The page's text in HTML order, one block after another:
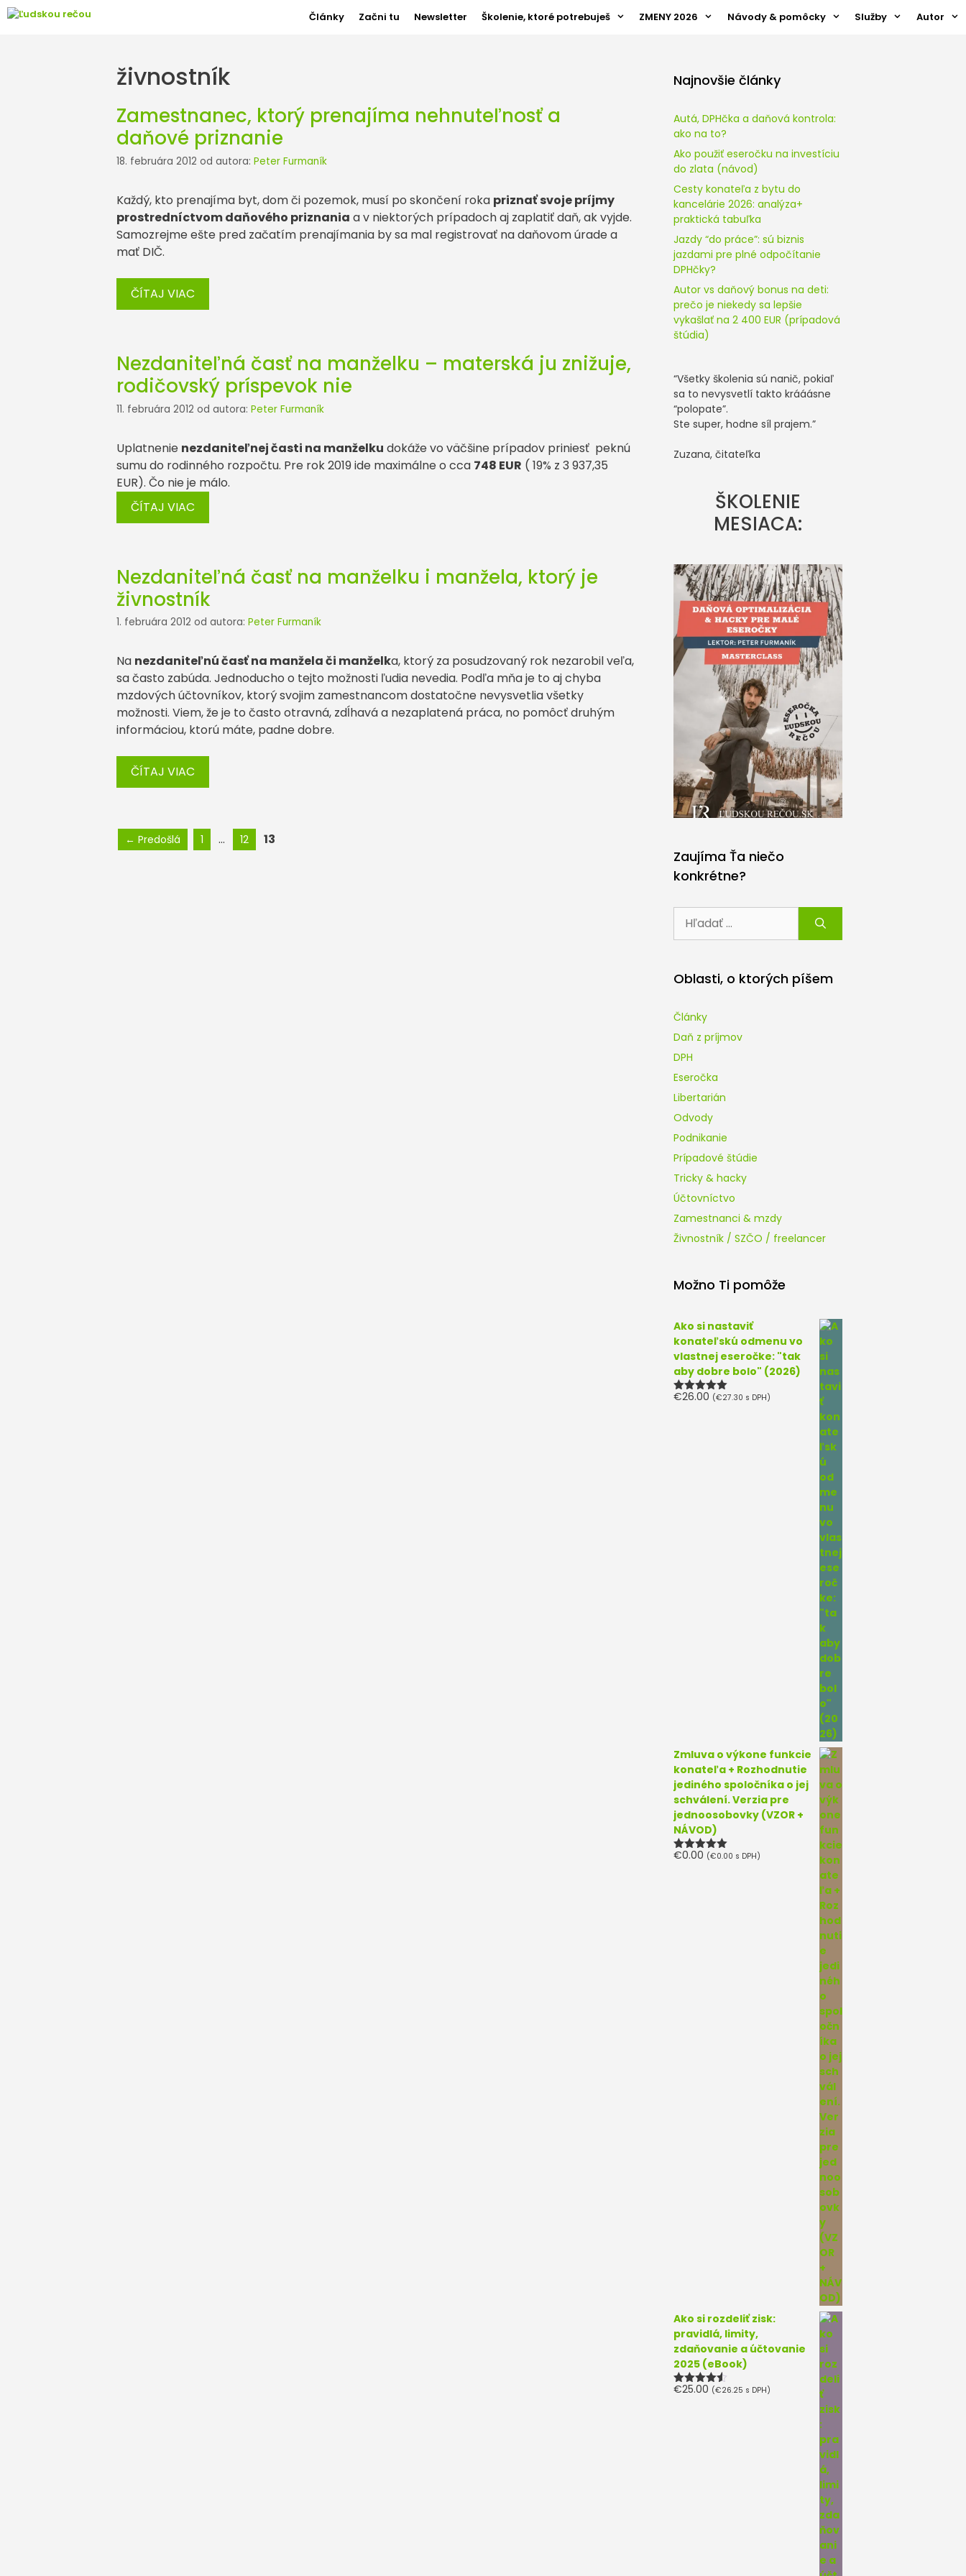
Preskočiť
Články Začni tu Newsletter Školenie, ktoré potrebuješ ZMENY 2026 Návody & pomôcky Služby Autor
živnostník
Zamestnanec, ktorý prenajíma nehnuteľnosť a
daňové priznanie
18. februára 2012 od autora: Peter Furmaník
Každý, kto prenajíma byt, dom či pozemok, musí po skončení roka priznať svoje príjmy
prostredníctvom daňového priznania a v niektorých prípadoch aj zaplatiť daň, ak vyjde.
Samozrejme ešte pred začatím prenajímania by sa mal registrovať na daňovom úrade a
mať DIČ.
ČÍTAJ VIAC
Nezdaniteľná časť na manželku – materská ju znižuje,
rodičovský príspevok nie
11. februára 2012 od autora: Peter Furmaník
Uplatnenie nezdaniteľnej časti na manželku dokáže vo väčšine prípadov priniesť peknú
sumu do rodinného rozpočtu. Pre rok 2019 ide maximálne o cca 748 EUR ( 19% z 3 937,35
EUR). Čo nie je málo.
ČÍTAJ VIAC
Nezdaniteľná časť na manželku i manžela, ktorý je
živnostník
1. februára 2012 od autora: Peter Furmaník
Na nezdaniteľnú časť na manžela či manželka, ktorý za posudzovaný rok nezarobil veľa,
sa často zabúda. Jednoducho o tejto možnosti ľudia nevedia. Podľa mňa je to aj chyba
mzdových účtovníkov, ktorý svojim zamestnancom dostatočne nevysvetlia všetky
možnosti. Viem, že je to často otravná, zdĺhavá a nezaplatená práca, no pomôcť druhým
informáciou, ktorú máte, padne dobre.
ČÍTAJ VIAC
← Predošlá Stránka
1 … Stránka
12 Stránka
13
Najnovšie články
Autá, DPHčka a daňová kontrola:
ako na to?
Ako použiť eseročku na investíciu
do zlata (návod)
Cesty konateľa z bytu do
kancelárie 2026: analýza+
praktická tabuľka
Jazdy “do práce”: sú biznis
jazdami pre plné odpočítanie
DPHčky?
Autor vs daňový bonus na deti:
prečo je niekedy sa lepšie
vykašlať na 2 400 EUR (prípadová
štúdia)
“Všetky školenia sú nanič, pokiaľ
sa to nevysvetlí takto krááásne
“polopate”.
Ste super, hodne síl prajem.”
Zuzana, čitateľka
ŠKOLENIE
MESIACA:
Zaujíma Ťa niečo
konkrétne?
Oblasti, o ktorých píšem
Články
Daň z príjmov
DPH
Eseročka
Libertarián
Odvody
Podnikanie
Prípadové štúdie
Tricky & hacky
Účtovníctvo
Zamestnanci & mzdy
Živnostník / SZČO / freelancer
Možno Ti pomôže
Ako si nastaviť
konateľskú odmenu vo
vlastnej eseročke: "tak
aby dobre bolo" (2026)
Hodnotenie
€26.00 (€27.30 s DPH)
Zmluva o výkone funkcie
konateľa + Rozhodnutie
jediného spoločníka o jej
schválení. Verzia pre
jednoosobovky (VZOR +
NÁVOD)
Hodnotenie
€0.00 (€0.00 s DPH)
Ako si rozdeliť zisk:
pravidlá, limity,
zdaňovanie a účtovanie
2025 (eBook)
Hodnotenie
€25.00 (€26.25 s DPH)